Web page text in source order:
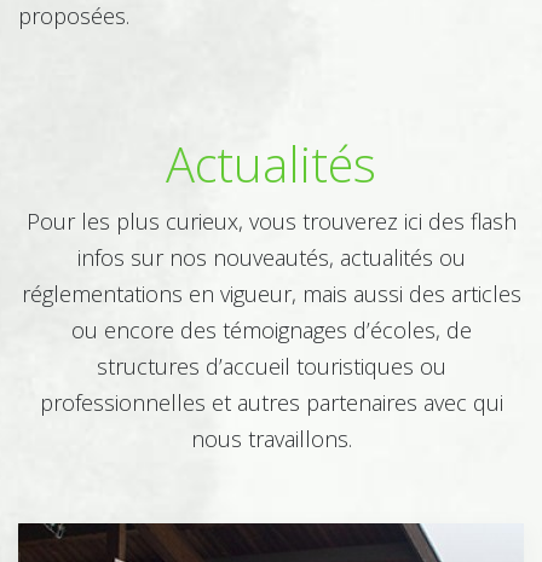
Mécanique
Mode
proposées.
Actualités
Pour les plus curieux, vous trouverez ici des flash
infos sur nos nouveautés, actualités ou
réglementations en vigueur, mais aussi des articles
ou encore des témoignages d’écoles, de
structures d’accueil touristiques ou
professionnelles et autres partenaires avec qui
nous travaillons.